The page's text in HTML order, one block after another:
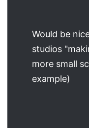
Would be
studios
more small
example)